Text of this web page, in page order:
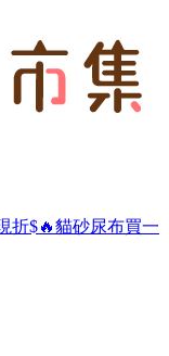
折$🔥貓砂尿布買一